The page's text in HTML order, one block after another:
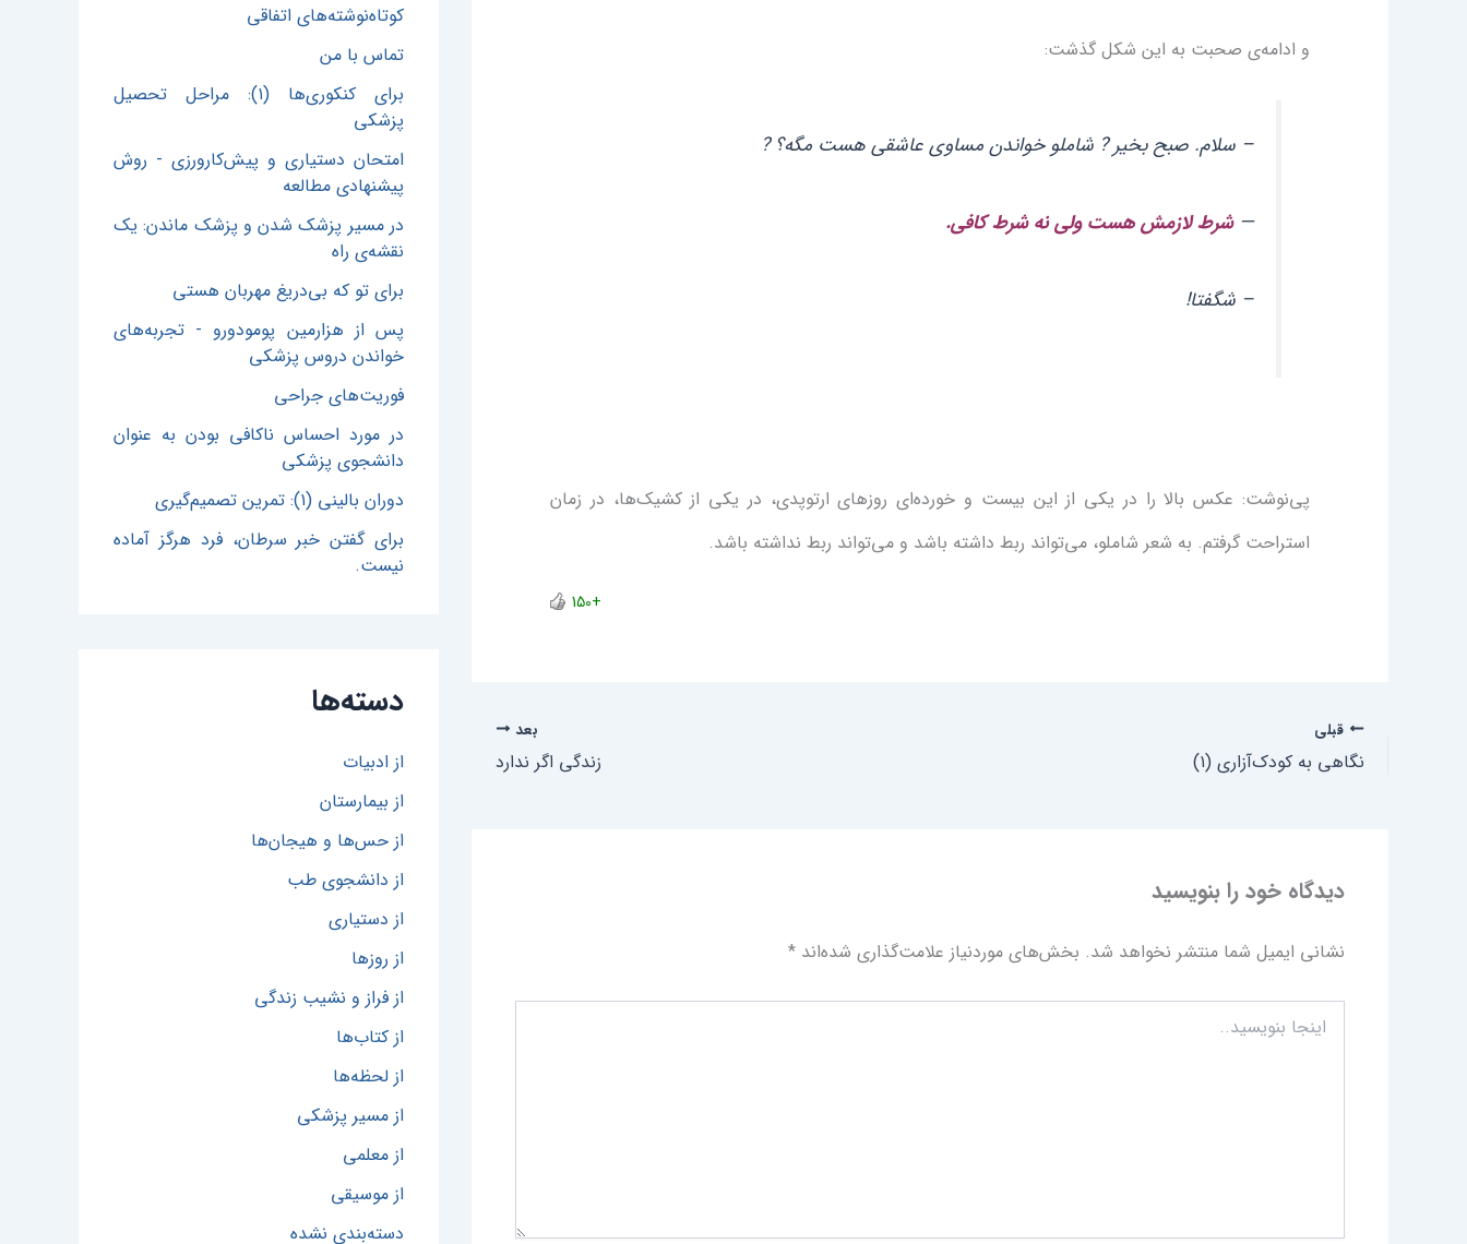
و ادامه‌ی صحبت به این شکل گذشت:
– سلام. صبح بخیر ? شاملو خواندن مساوی عاشقی هست مگه؟ ?
—شرط لازمش هست ولی نه شرط کافی.
– شگفتا!
پی‌نوشت: عکس بالا را در یکی از این بیست و خورده‌ای روز‌های ارتوپدی، در یکی از کشیک‌ها، در زمان
استراحت گرفتم. به شعر شاملو، می‌تواند ربط داشته باشد و می‌تواند ربط نداشته باشد.
+150
قبلی
نگاهی به کودک‌آزاری (۱)
بعد
زندگی اگر ندارد
دیدگاه‌ خود را بنویسید
نشانی ایمیل شما منتشر نخواهد شد. بخش‌های موردنیاز علامت‌گذاری شده‌اند *
بنویسید..
کوتاه‌نوشته‌های اتفاقی
تماس با من
برای کنکوری‌ها (۱): مراحل تحصیل
پزشکی
امتحان دستیاری و پیش‌کارورزی - روش
پیشنهادی مطالعه
در مسیر پزشک شدن و پزشک ماندن: یک
نقشه‌ی راه
برای تو که بی‌دریغ مهربان هستی
پس از هزارمین پومودورو - تجربه‌های
خواندن دروس پزشکی
فوریت‌های جراحی
در مورد احساس ناکافی بودن به عنوان
دانشجوی پزشکی
دوران بالینی (۱): تمرین تصمیم‌گیری
برای گفتن خبر سرطان، فرد هرگز آماده
نیست.
دسته‌ها
از ادبیات
از بیمارستان
از حس‌ها و هیجان‌ها
از دانشجوی طب
از دستیاری
از روزها
از فراز و نشیب زندگی
از کتاب‌ها
از لحظه‌ها
از مسیر پزشکی
از معلمی
از موسیقی
دسته‌بندی نشده